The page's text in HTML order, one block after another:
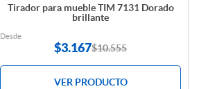
Tirador para mueble TIM 7131 Dorado
brillante
Desde
$3.167$10.555
VER PRODUCTO